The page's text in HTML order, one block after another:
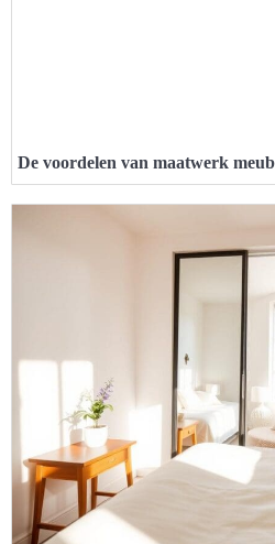
De voordelen van maatwerk